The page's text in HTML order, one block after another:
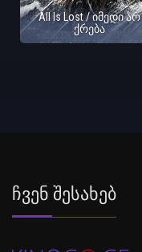
All Is Lost / იმედი არ
ქრება
Ჩვენ Შესახებ